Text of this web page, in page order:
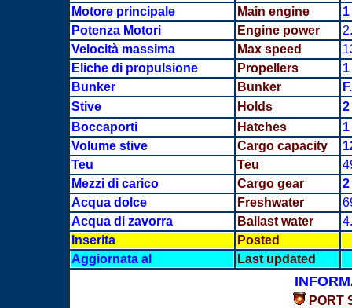
Motore principale
Main engine 1
Potenza Motori
Engine power
Velocità massima
Max speed
Eliche di propulsione
Propellers 1
Bunker
Bunker
Stive
Holds 2
Boccaporti
Hatches 1
Volume stive
Cargo capacity
Teu
Teu
Mezzi di carico
Cargo gear 2
Acqua dolce
Freshwater
Acqua di zavorra
Ballast water
Inserita
Posted
Aggiornata al
Last updated
PORT